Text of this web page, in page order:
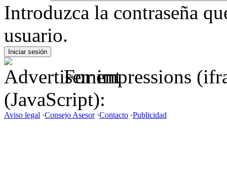
Introduzca la contraseña
usuario.
For impressions
(JavaScript):
Aviso legal ·Consejo Asesor·Contacto ·Publicidad